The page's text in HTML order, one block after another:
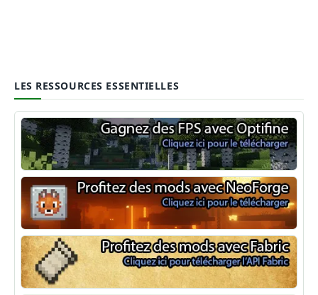
LES RESSOURCES ESSENTIELLES
Optifine
NeoForge
Minecraft Fabric